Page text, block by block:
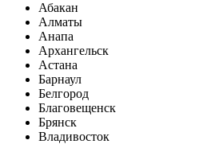
Абакан
Алматы
Анапа
Архангельск
Астана
Барнаул
Белгород
Благовещенск
Брянск
Владивосток